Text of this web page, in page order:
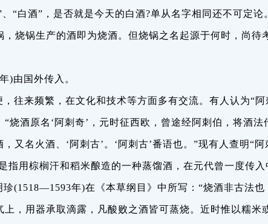
“白酒”，是否就是今天的白酒?单从名字相同还不可定论
烧锅生产的酒即为烧酒。但烧锅之名起源于何时，尚待
)由国外传入。
往来频繁，在文化和技术等方面多有交流。有人认为“阿
烧酒原名‘阿刺奇’，元时征西欧，曾途经阿刺伯，将酒法
又名火酒、‘阿刺古’。‘阿刺古’番语也。”现有人查明“阿
指用棕榈汗和稻米酿造的一种蒸馏酒，在元代曾一度传入
(1518—1593年)在《本草纲目》中所写：“烧酒非古法也
，用器承取滴露，凡酸败之酒皆可蒸烧。近时惟以糯米